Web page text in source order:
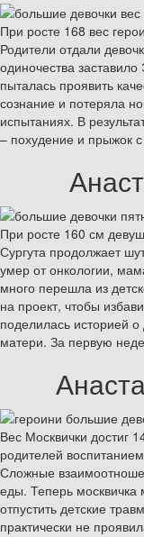
При росте 168 вес
Родители отдали
одиночества
пыталась проявить
сознание и потеряла
испытаниях. В
– похудение и прыжок
При росте 160 см
Сургута продолжает
умер от онкологии,
много перешла из
на проект, чтобы
поделилась историей
матери. За первую
Вес Москвички достиг
родителей
Сложные
еды. Теперь москвичка
отпустить детские
практически не